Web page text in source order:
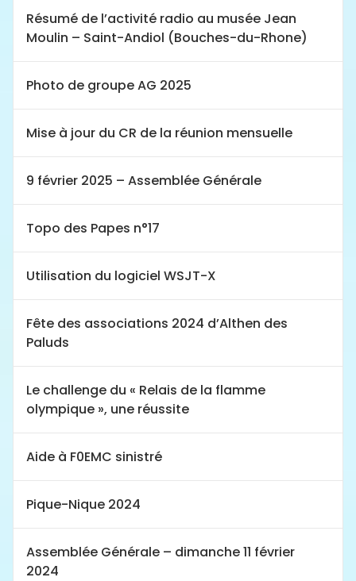
Résumé de l’activité radio au musée Jean
Moulin – Saint-Andiol (Bouches-du-Rhone)
Photo de groupe AG 2025
Mise à jour du CR de la réunion mensuelle
9 février 2025 – Assemblée Générale
Topo des Papes n°17
Utilisation du logiciel WSJT-X
Fête des associations 2024 d’Althen des
Paluds
Le challenge du « Relais de la flamme
olympique », une réussite
Aide à F0EMC sinistré
Pique-Nique 2024
Assemblée Générale – dimanche 11 février
2024